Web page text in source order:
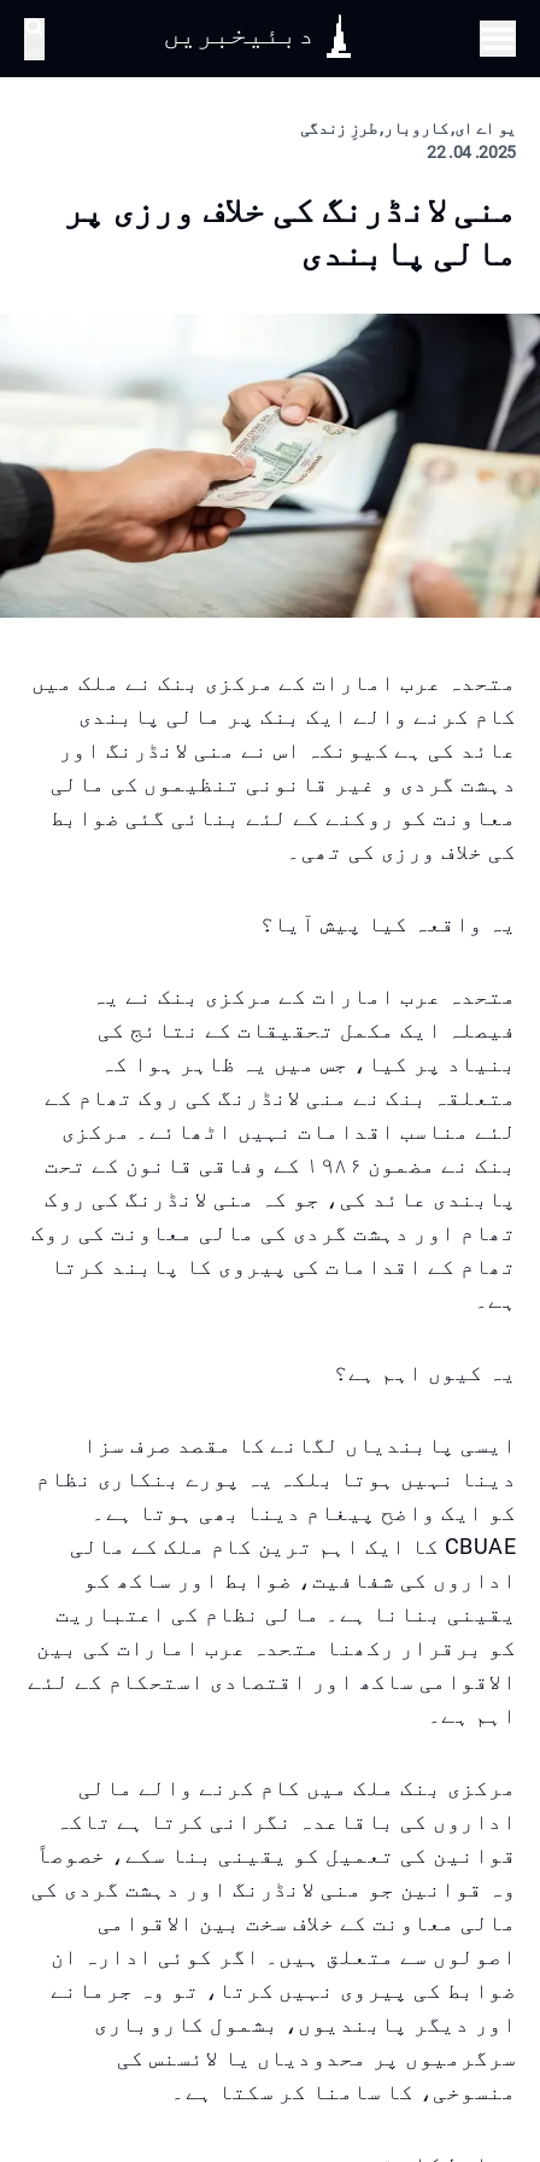
دبئیخبریں
یو اے ای, کاروبار, طرزِ زندگی
2025. 04. 22
منی لانڈرنگ کی خلاف ورزی پر
مالی پابندی
متحدہ عرب امارات کے مرکزی بنک نے ملک میں
کام کرنے والے ایک بنک پر مالی پابندی
عائد کی ہے کیونکہ اس نے منی لانڈرنگ اور
دہشت گردی و غیر قانونی تنظیموں کی مالی
معاونت کو روکنے کے لئے بنائی گئی ضوابط
کی خلاف ورزی کی تھی۔
یہ واقعہ کیا پیش آیا؟
متحدہ عرب امارات کے مرکزی بنک نے یہ
فیصلہ ایک مکمل تحقیقات کے نتائج کی
بنیاد پر کیا، جس میں یہ ظاہر ہوا کہ
متعلقہ بنک نے منی لانڈرنگ کی روک تھام کے
لئے مناسب اقدامات نہیں اٹھائے۔ مرکزی
بنک نے مضمون ۱۹۸۶ کے وفاقی قانون کے تحت
پابندی عائد کی، جو کہ منی لانڈرنگ کی روک
تھام اور دہشت گردی کی مالی معاونت کی روک
تھام کے اقدامات کی پیروی کا پابند کرتا
ہے۔
یہ کیوں اہم ہے؟
ایسی پابندیاں لگانے کا مقصد صرف سزا
دینا نہیں ہوتا بلکہ یہ پورے بنکاری نظام
کو ایک واضح پیغام دینا بھی ہوتا ہے۔
CBUAE کا ایک اہم ترین کام ملک کے مالی
اداروں کی شفافیت، ضوابط اور ساکھ کو
یقینی بنانا ہے۔ مالی نظام کی اعتباریت
کو برقرار رکھنا متحدہ عرب امارات کی بین
الاقوامی ساکھ اور اقتصادی استحکام کے لئے
اہم ہے۔
مرکزی بنک ملک میں کام کرنے والے مالی
اداروں کی باقاعدہ نگرانی کرتا ہے تاکہ
قوانین کی تعمیل کو یقینی بنا سکے، خصوصاً
وہ قوانین جو منی لانڈرنگ اور دہشت گردی کی
مالی معاونت کے خلاف سخت بین الاقوامی
اصولوں سے متعلق ہیں۔ اگر کوئی ادارہ ان
ضوابط کی پیروی نہیں کرتا، تو وہ جرمانے
اور دیگر پابندیوں، بشمول کاروباری
سرگرمیوں پر محدودیاں یا لائسنس کی
منسوخی، کا سامنا کر سکتا ہے۔